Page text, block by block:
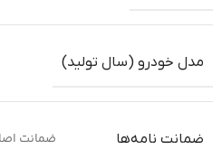
مدل خودرو (سال تولید)
ضمانت‌ نامه‌ها ضمانت